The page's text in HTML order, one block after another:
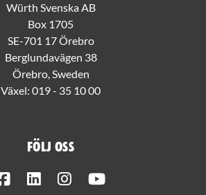
Würth Svenska AB
Box 1705
SE-701 17 Örebro
Berglundavägen 38
Örebro, Sweden
Växel: 019 - 35 10 00
Följ oss
FacebookLinkedInInstagram